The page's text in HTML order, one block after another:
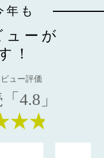
年も
ューが
！
ュー評価
4.8」